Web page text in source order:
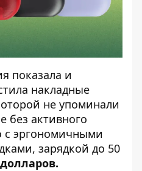
показала и
накладные
не упоминали
без активного
с эргономичными
зарядкой до 50